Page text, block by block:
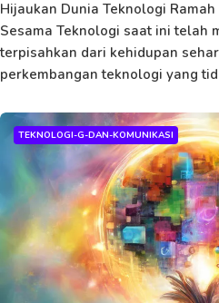
Hijaukan Dunia Teknologi
Sesama Teknologi saat ini telah
terpisahkan dari kehidupan
perkembangan teknologi yang
TEKNOLOGI-G-DAN-KOMUNIKASI